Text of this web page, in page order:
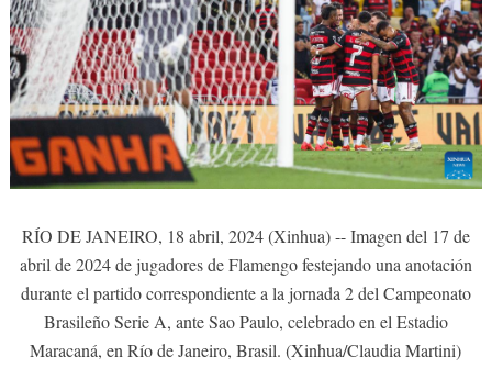
RÍO DE JANEIRO, 18 abril, 2024 (Xinhua) -- Imagen del 17 de
abril de 2024 de jugadores de Flamengo festejando una anotación
durante el partido correspondiente a la jornada 2 del Campeonato
Brasileño Serie A, ante Sao Paulo, celebrado en el Estadio
Maracaná, en Río de Janeiro, Brasil. (Xinhua/Claudia Martini)